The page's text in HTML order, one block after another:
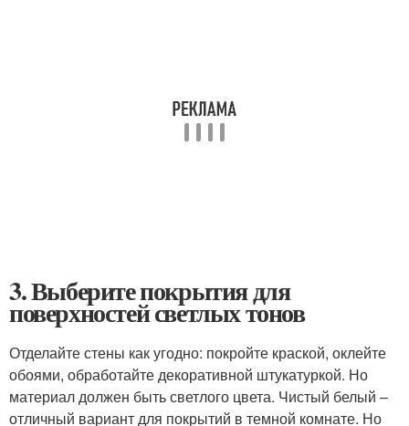
3. Выберите покрытия для
поверхностей светлых тонов
Отделайте стены как угодно: покройте краской, оклейте
обоями, обработайте декоративной штукатуркой. Но
материал должен быть светлого цвета. Чистый белый –
отличный вариант для покрытий в темной комнате. Но